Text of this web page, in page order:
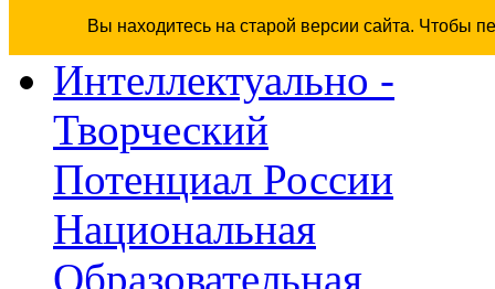
Вы находитесь на старой версии сайта. Чтобы
Интеллектуально -
Творческий
Потенциал России
Национальная
Образовательная